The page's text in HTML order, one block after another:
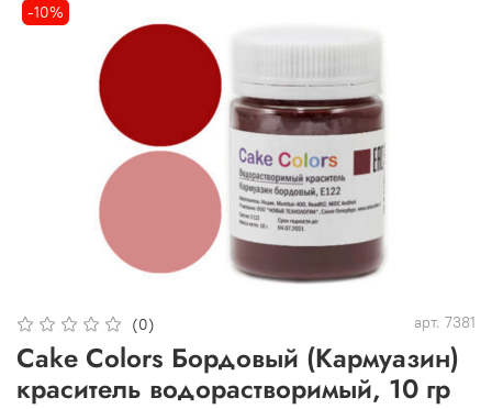
-10%
(0) арт. 7381
Cake Colors Бордовый (Кармуазин)
краситель водорастворимый, 10 гр